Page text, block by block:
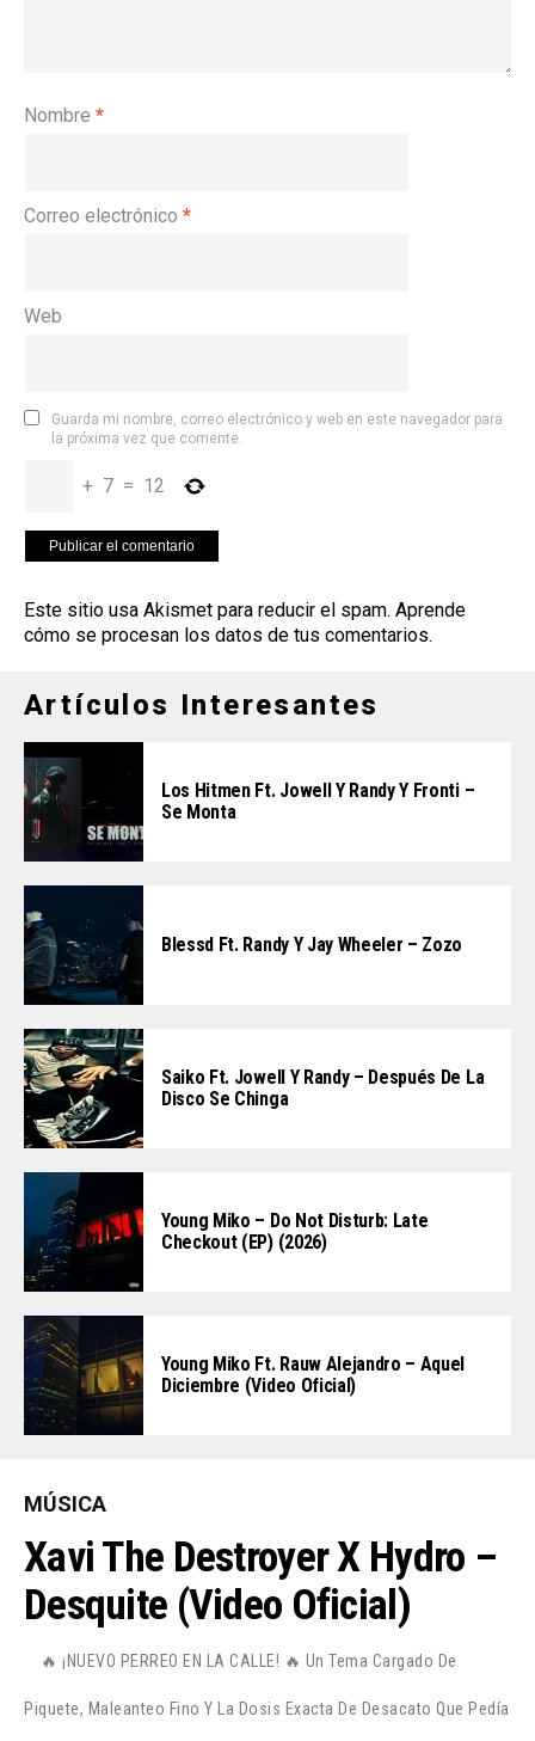
Nombre *
Correo electrónico *
Web
Guarda mi nombre, correo electrónico y web en este navegador para
la próxima vez que comente.
+ 7 = 12
Este sitio usa Akismet para reducir el spam. Aprende
cómo se procesan los datos de tus comentarios.
Artículos Interesantes
Los Hitmen Ft. Jowell Y Randy Y Fronti –
Se Monta
Blessd Ft. Randy Y Jay Wheeler – Zozo
Saiko Ft. Jowell Y Randy – Después De La
Disco Se Chinga
Young Miko – Do Not Disturb: Late
Checkout (EP) (2026)
Young Miko Ft. Rauw Alejandro – Aquel
Diciembre (Video Oficial)
MÚSICA
Xavi The Destroyer X Hydro –
Desquite (Video Oficial)
🔥 ¡NUEVO PERREO EN LA CALLE! 🔥 Un Tema Cargado De
Piquete, Maleanteo Fino Y La Dosis Exacta De Desacato Que Pedía